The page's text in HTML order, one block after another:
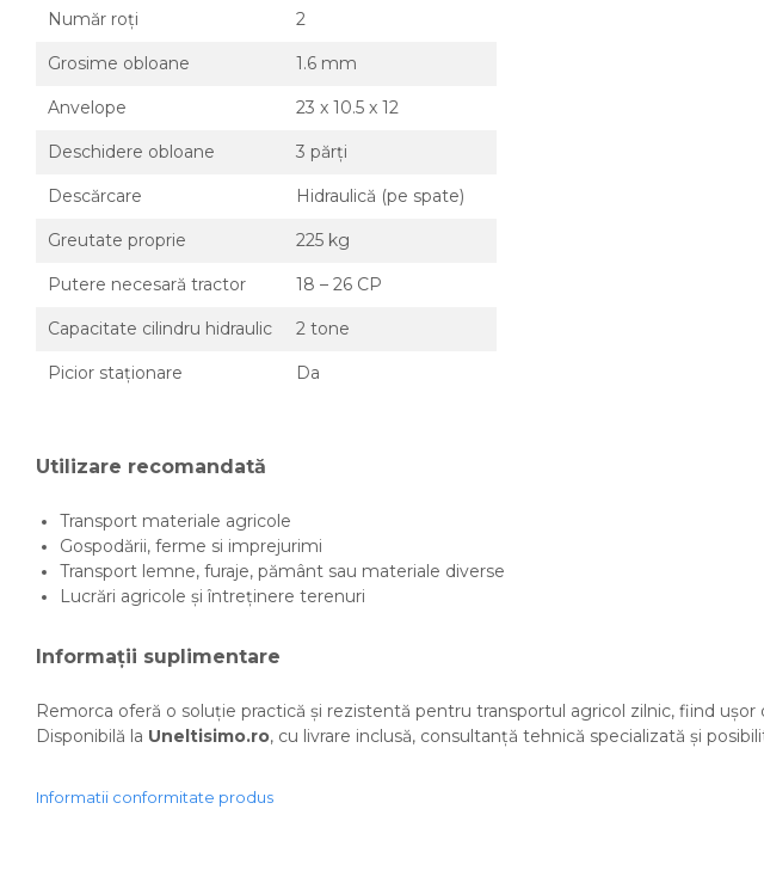
Colectoare de piatra
Grape
Lame nivelare pamant tractor
Pluguri de zapada
Sisteme foraj si burghie pamant
Miniexcavatoare
Buldoexcavatoare
Cupe
Excavatoare
Masini de sapat santuri
Mini-Buldoexcavatoare
Motocultoare si accesorii
Retroexcavatoare
Afanatoare
Prasitoare
Număr roți 2
Grosime obloane 1.6 mm
Anvelope 23 x 10.5 x 12
Deschidere obloane 3 părți
Descărcare Hidraulică (pe spate)
Greutate proprie 225 kg
Putere necesară tractor 18 – 26 CP
Capacitate cilindru hidraulic 2 tone
Picior staționare Da
Utilizare recomandată
Transport materiale agricole
Gospodării, ferme si imprejurimi
Transport lemne, furaje, pământ sau materiale diverse
Lucrări agricole și întreținere terenuri
Informații suplimentare
Remorca oferă o soluție practică și rezistentă pentru transportul agricol zilnic, fiind
Disponibilă la Uneltisimo.ro, cu livrare inclusă, consultanță tehnică specializată și
Informatii conformitate produs